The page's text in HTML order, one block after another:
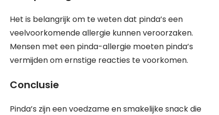
Het is belangrijk om te weten dat pinda’s een
veelvoorkomende allergie kunnen veroorzaken.
Mensen met een pinda-allergie moeten pinda’s
vermijden om ernstige reacties te voorkomen.
Conclusie
Pinda’s zijn een voedzame en smakelijke snack die